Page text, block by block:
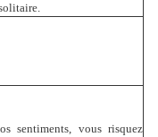
sentiments, vous risquez